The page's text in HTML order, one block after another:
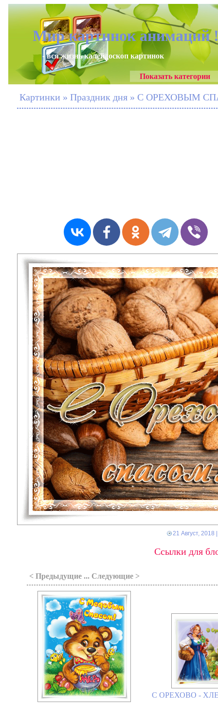
Мир картинок анимаций
- вся жизнь калейдоскоп картинок
Показать категории
Картинки » Праздник дня » С ОРЕХОВЫМ
21 Август, 2018
Ссылки для
< Предыдущие ... Следующие >
С ОРЕХОВО -